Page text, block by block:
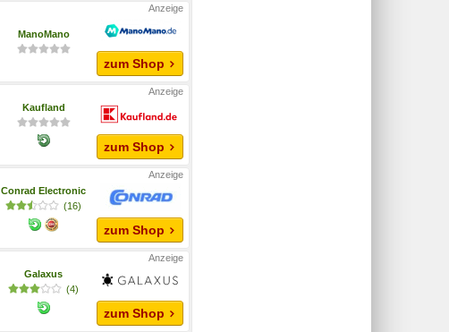
ManoMano
zum Shop
Kaufland
zum Shop
Conrad Electronic
(16)
zum Shop
Galaxus
(4)
zum Shop